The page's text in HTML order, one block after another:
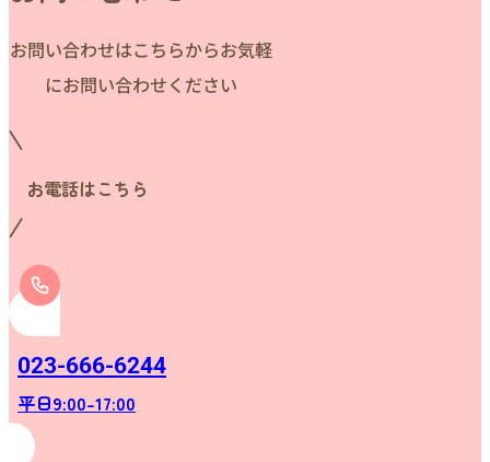
お問い合わせはこちらからお気軽
にお問い合わせください
お電話はこちら
023-666-6244
平日9:00-17:00